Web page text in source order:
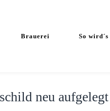
Brauerei So
neu aufgelegt